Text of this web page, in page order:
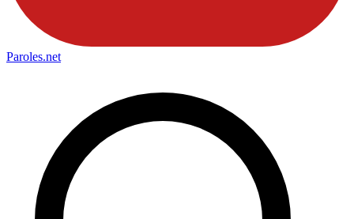
Paroles.net